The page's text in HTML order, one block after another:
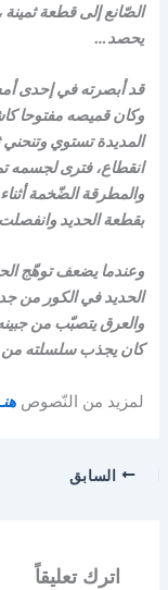
الصّانع إلى قطعة
يحصد…
قد أبصرته في إحدى
وكان قميصه مفتوحا
المديدة تستوي
انقطاع، فترى لجسمه
والمطرقة الضّخمة
بقطعة الحديد
وعندما يضعف توهّج
الحديد في الكور من
والعرق يتصبّب من
كان يجذب سلسلته من
لمزيد من النّصوص
السابق
اترك تعليقاً